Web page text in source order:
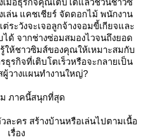
เมื่อธุรกิจคุณเติบโตแล้วชวนชาวซิ
ล่น แคชเชียร์ จัดดอกไม้ พนักงาน
ระวังจะเจอลูกจ้างจอมขี้เกียจและ
ได้ จากช่างซ่อมสมองไวจนถึงยอด
ห้ชาวซิมส์ของคุณให้เหมาะสมกับ
รกิจที่เติบโตเร็วหรือจะกลายเป็น
วางแผนทำงานใหญ่?
ภาคนี้สนุกที่สุด
ละคร สร้างบ้านหรือเล่นไปตามเนื้อ
เรื่อง